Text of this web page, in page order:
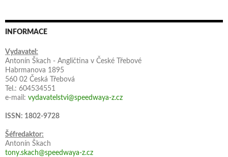
INFORMACE
Vydavatel:
Antonín Škach - Angličtina v České Třebové
Habrmanova 1895
560 02 Česká Třebová
Tel.: 604534551
e-mail: vydavatelstvi@speedwaya-z.cz
ISSN: 1802-9728
Šéfredaktor:
Antonín Škach
tony.skach@speedwaya-z.cz